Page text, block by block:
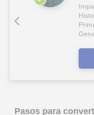
Pasos para